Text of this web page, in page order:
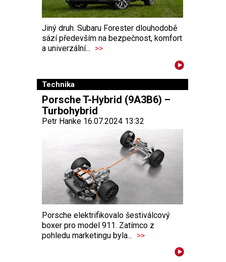
Jiný druh. Subaru Forester dlouhodobě
sází především na bezpečnost, komfort
a univerzální... >>
Technika
Porsche T-Hybrid (9A3B6) –
Turbohybrid
Petr Hanke 16.07.2024 13:32
Porsche elektrifikovalo šestiválcový
boxer pro model 911. Zatímco z
pohledu marketingu byla... >>